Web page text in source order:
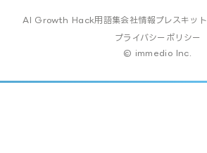
AI Growth Hack用語集会社情報プレスキット
プライバシーポリシー
© immedio Inc.